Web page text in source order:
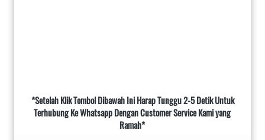
*Setelah Klik Tombol Dibawah Ini Harap Tunggu 2-5 Detik Untuk
Terhubung Ke Whatsapp Dengan Customer Service Kami yang
Ramah*